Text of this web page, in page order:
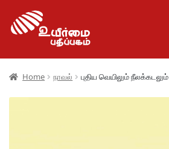
Home நாவல் புதிய வெயிலும் நீலக்கடலும்